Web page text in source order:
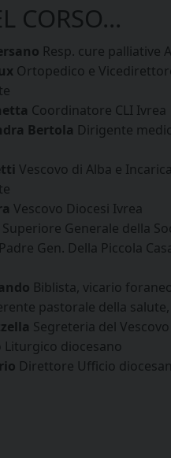
CORSO...
Resp. cure palliative
Ortopedico e
Coordinatore CLI Ivrea
Bertola Dirigente
Vescovo di Alba e
Vescovo Diocesi Ivrea
Superiore Generale della
Gen. Della Piccola
Biblista, vicario
pastorale della
Segreteria del
diocesano
Direttore Ufficio